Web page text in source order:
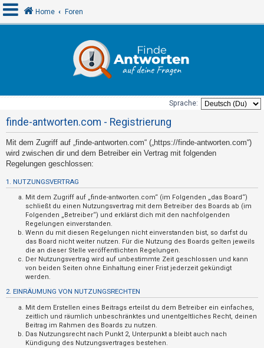
l
d
e
n
t
w
Home Foren
Sprache:
finde-antworten.com - Registrierung
Mit dem Zugriff auf „finde-antworten.com“ („https://finde-antworten.com“)
wird zwischen dir und dem Betreiber ein Vertrag mit folgenden
Regelungen geschlossen:
1. NUTZUNGSVERTRAG
Mit dem Zugriff auf „finde-antworten.com“ (im Folgenden „das Board“)
schließt du einen Nutzungsvertrag mit dem Betreiber des Boards ab (im
Folgenden „Betreiber“) und erklärst dich mit den nachfolgenden
Regelungen einverstanden.
Wenn du mit diesen Regelungen nicht einverstanden bist, so darfst du
das Board nicht weiter nutzen. Für die Nutzung des Boards gelten jeweils
die an dieser Stelle veröffentlichten Regelungen.
Der Nutzungsvertrag wird auf unbestimmte Zeit geschlossen und kann
von beiden Seiten ohne Einhaltung einer Frist jederzeit gekündigt
werden.
2. EINRÄUMUNG VON NUTZUNGSRECHTEN
Mit dem Erstellen eines Beitrags erteilst du dem Betreiber ein einfaches,
zeitlich und räumlich unbeschränktes und unentgeltliches Recht, deinen
Beitrag im Rahmen des Boards zu nutzen.
Das Nutzungsrecht nach Punkt 2, Unterpunkt a bleibt auch nach
Kündigung des Nutzungsvertrages bestehen.